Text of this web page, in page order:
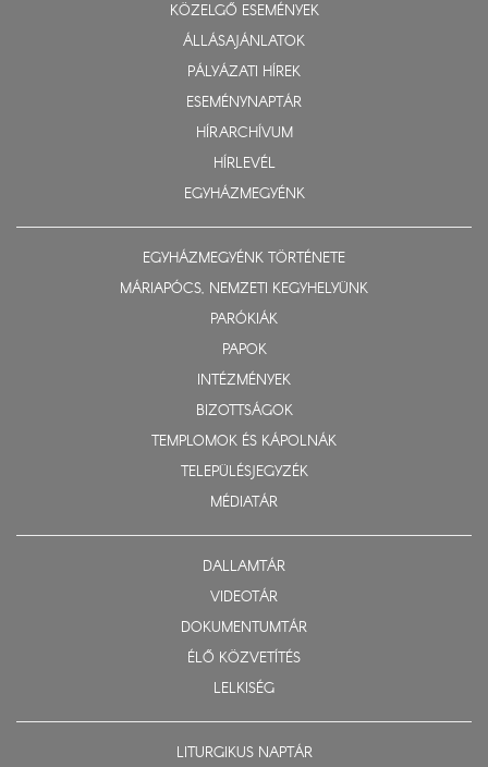
KÖZELGŐ ESEMÉNYEK
ÁLLÁSAJÁNLATOK
PÁLYÁZATI HÍREK
ESEMÉNYNAPTÁR
HÍRARCHÍVUM
HÍRLEVÉL
EGYHÁZMEGYÉNK
EGYHÁZMEGYÉNK TÖRTÉNETE
MÁRIAPÓCS, NEMZETI KEGYHELYÜNK
PARÓKIÁK
PAPOK
INTÉZMÉNYEK
BIZOTTSÁGOK
TEMPLOMOK ÉS KÁPOLNÁK
TELEPÜLÉSJEGYZÉK
MÉDIATÁR
DALLAMTÁR
VIDEOTÁR
DOKUMENTUMTÁR
ÉLŐ KÖZVETÍTÉS
LELKISÉG
LITURGIKUS NAPTÁR